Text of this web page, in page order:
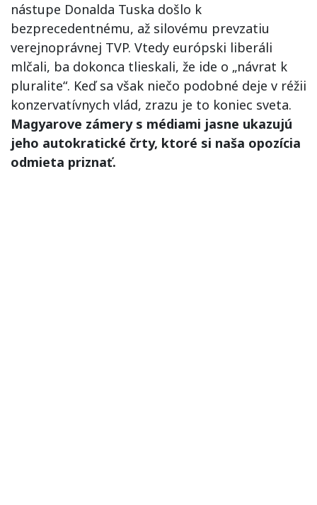
nástupe Donalda Tuska došlo k
bezprecedentnému, až silovému prevzatiu
verejnoprávnej TVP. Vtedy európski liberáli
mlčali, ba dokonca tlieskali, že ide o „návrat k
pluralite“. Keď sa však niečo podobné deje v réžii
konzervatívnych vlád, zrazu je to koniec sveta.
Magyarove zámery s médiami jasne ukazujú
jeho autokratické črty, ktoré si naša opozícia
odmieta priznať.